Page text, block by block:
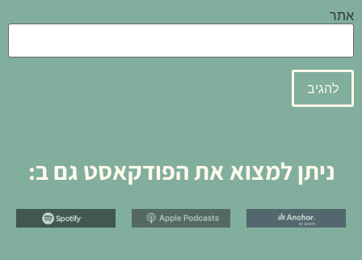
אתר
ניתן למצוא את הפודקאסט גם ב: